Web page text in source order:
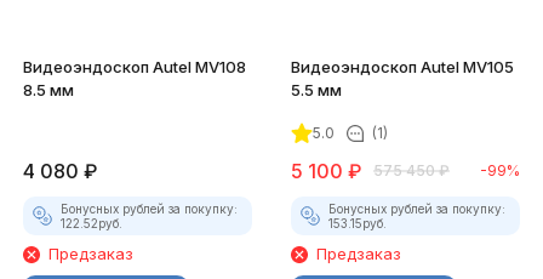
Видеоэндоскоп Autel MV108
8.5 мм
4 080 ₽
Бонусных рублей за покупку:
122.52руб.
Предзаказ
Видеоэндоскоп Autel MV105
5.5 мм
5.0 (1)
5 100 ₽ 575 450 ₽ -99%
Бонусных рублей за покупку:
153.15руб.
Предзаказ